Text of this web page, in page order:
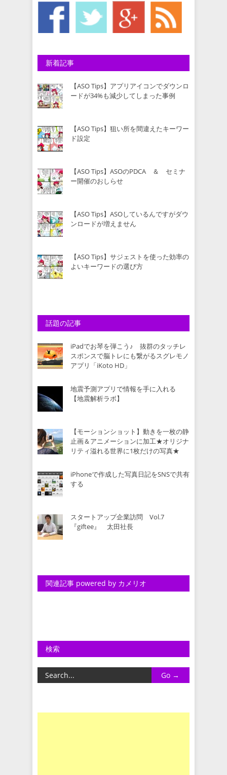
新着記事
【ASO Tips】アプリアイコンでダウンロ
ードが34%も減少してしまった事例
【ASO Tips】狙い所を間違えたキーワー
ド設定
【ASO Tips】ASOのPDCA ＆ セミナ
ー開催のおしらせ
【ASO Tips】ASOしているんですがダウ
ンロードが増えません
【ASO Tips】サジェストを使った効率の
よいキーワードの選び方
話題の記事
iPadでお琴を弾こう♪ 抜群のタッチレ
スポンスで脳トレにも繋がるスグレモノ
アプリ「iKoto HD」
地震予測アプリで情報を手に入れる
【地震解析ラボ】
【モーションショット】動きを一枚の静
止画＆アニメーションに加工★オリジナ
リティ溢れる世界に1枚だけの写真★
iPhoneで作成した写真日記をSNSで共有
する
スタートアップ企業訪問 Vol.7
『giftee』 太田社長
関連記事 powered by カメリオ
検索